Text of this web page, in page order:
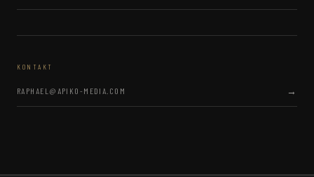
KONTAKT
RAPHAEL@APIKO-MEDIA.COM